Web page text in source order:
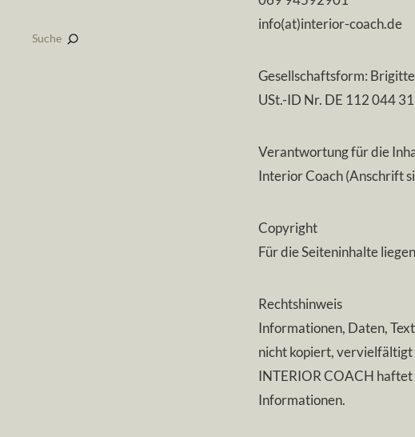
Suche
info(at)interior-coach.de
Gesellschaftsform:
USt.-ID Nr. DE 112 044
Verantwortung für die
Interior Coach (Anschrift
Copyright
Für die Seiteninhalte
Rechtshinweis
Informationen, Daten,
nicht kopiert,
INTERIOR COACH
Informationen.